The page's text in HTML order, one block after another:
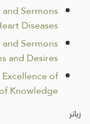
Sermons
Diseases
Sermons
and Desires
Excellence of
Knowledge
زیاتر